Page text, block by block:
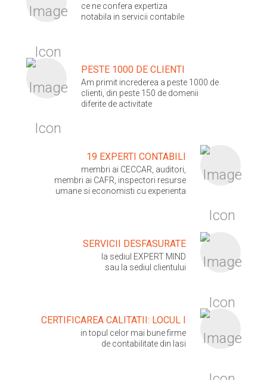
ce ne confera expertiza
notabila in servicii contabile
PESTE 1000 DE CLIENTI
Am primit increderea a peste 1000 de
clienti, din peste 150 de domenii
diferite de activitate
19 EXPERTI CONTABILI
membri ai CECCAR, auditori,
membri ai CAFR, inspectori resurse
umane si economisti cu experienta
SERVICII DESFASURATE
la sediul EXPERT MIND
sau la sediul clientului
CERTIFICAREA CALITATII: LOCUL I
in topul celor mai bune firme
de contabilitate din Iasi